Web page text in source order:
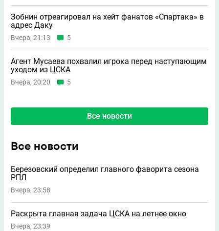
Зобнин отреагировал на хейт фанатов «Спартака» в
адрес Даку
Вчера, 21:13 5
Агент Мусаева похвалил игрока перед наступающим
уходом из ЦСКА
Вчера, 20:20 5
Все новости
Все новости
Березовский определил главного фаворита сезона
РПЛ
Вчера, 23:58
Раскрыта главная задача ЦСКА на летнее окно
Вчера, 23:39